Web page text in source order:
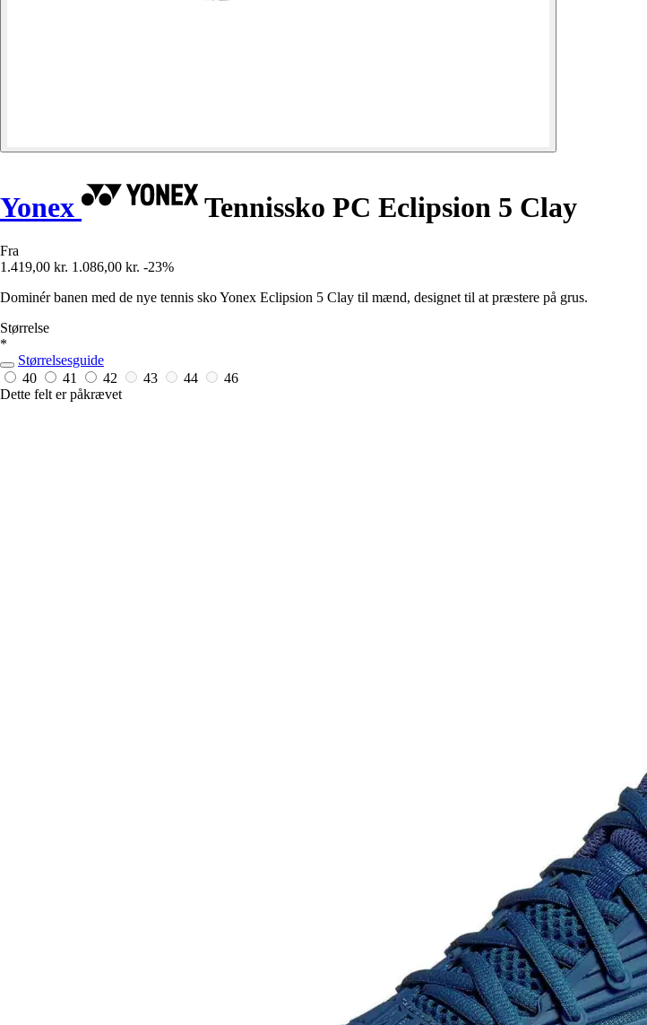
Yonex Tennissko PC Eclipsion 5 Clay
Fra
1.419,00 kr. 1.086,00 kr. -23%
Dominér banen med de nye tennis sko Yonex Eclipsion 5 Clay til mænd, designet til at præstere på grus.
Størrelse
*
Størrelsesguide
40
41 42 43 44
46
Dette felt er påkrævet